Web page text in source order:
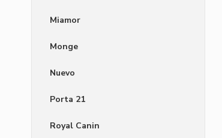
Miamor
Monge
Nuevo
Porta 21
Royal Canin